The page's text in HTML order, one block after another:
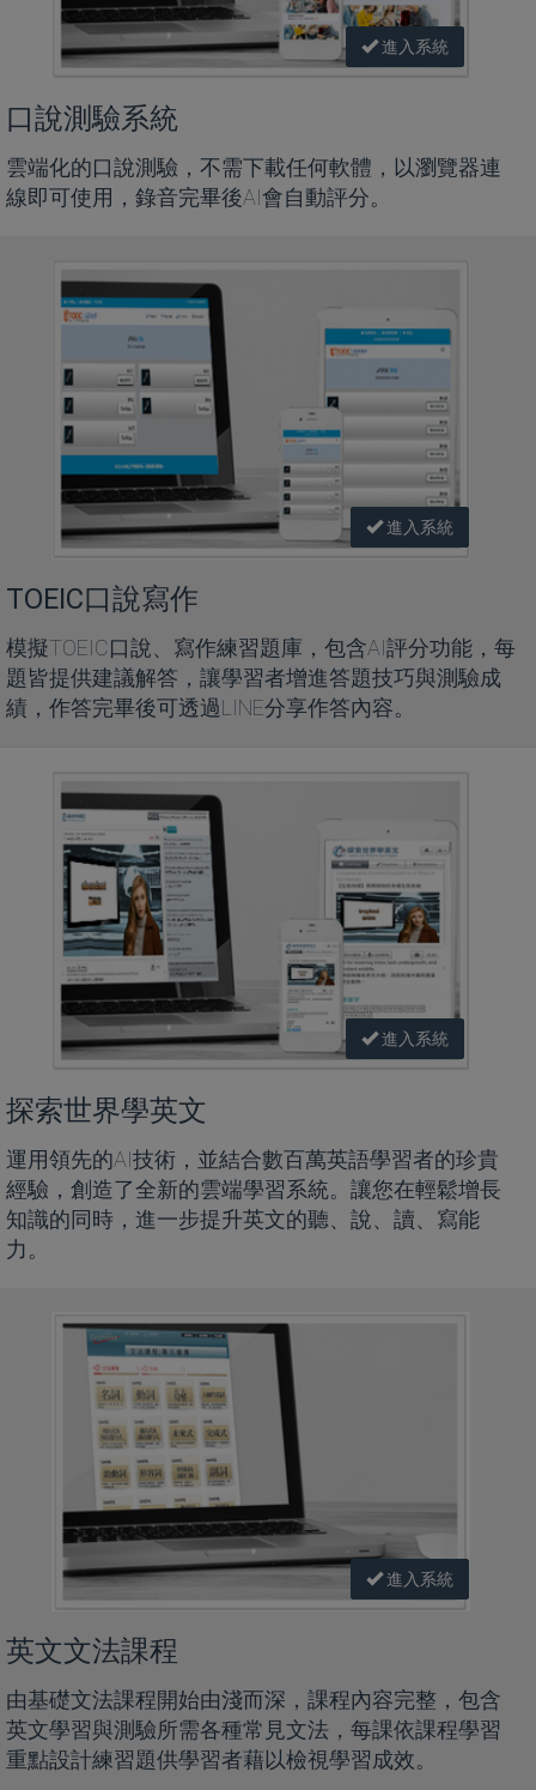
進入系統
口說測驗系統
雲端化的口說測驗，不需下載任何軟體，以瀏覽器連
線即可使用，錄音完畢後AI會自動評分。
進入系統
TOEIC口說寫作
模擬TOEIC口說、寫作練習題庫，包含AI評分功能，每
題皆提供建議解答，讓學習者增進答題技巧與測驗成
績，作答完畢後可透過LINE分享作答內容。
進入系統
探索世界學英文
運用領先的AI技術，並結合數百萬英語學習者的珍貴
經驗，創造了全新的雲端學習系統。讓您在輕鬆增長
知識的同時，進一步提升英文的聽、說、讀、寫能
力。
進入系統
英文文法課程
由基礎文法課程開始由淺而深，課程內容完整，包含
英文學習與測驗所需各種常見文法，每課依課程學習
重點設計練習題供學習者藉以檢視學習成效。